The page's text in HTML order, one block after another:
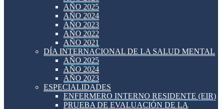
AÑO 2025
AÑO 2024
AÑO 2023
AÑO 2022
AÑO 2021
DÍA INTERNACIONAL DE LA SALUD MENTAL
AÑO 2025
AÑO 2024
AÑO 2023
ESPECIALIDADES
ENFERMERO INTERNO RESIDENTE (EIR)
PRUEBA DE EVALUACIÓN DE LA